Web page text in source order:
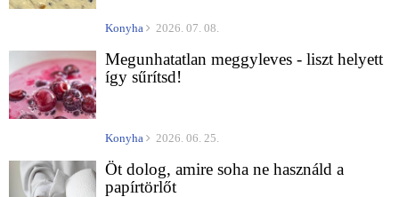
Konyha 2026. 07. 08.
Megunhatatlan meggyleves - liszt helyett
így sűrítsd!
Konyha 2026. 06. 25.
Öt dolog, amire soha ne használd a
papírtörlőt